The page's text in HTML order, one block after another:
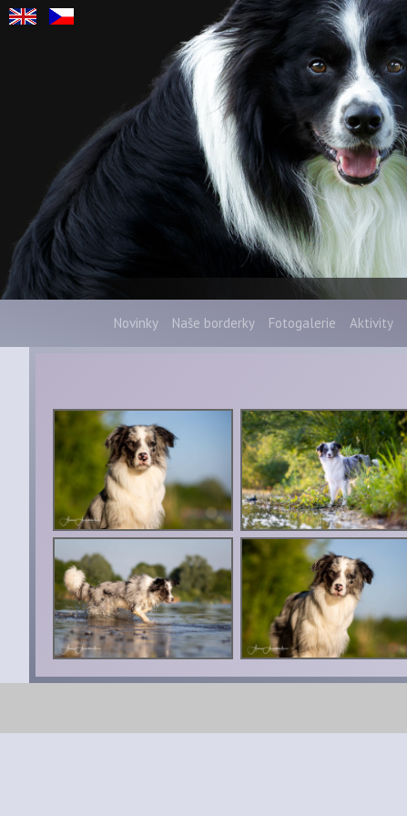
Novinky Naše borderky Fotogalerie Aktivity